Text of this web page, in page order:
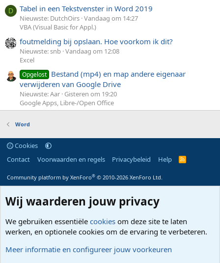
D Tabel in een Tekstvenster in Word 2019
Nieuwste: DutchOirs Vandaag om 14:27
VBA (Visual Basic for Appl.)
foutmelding bij opslaan. Hoe voorkom ik dit?
Nieuwste: snb Vandaag om 12:08
Excel
Opgelost Bestand (mp4) en map andere eigenaar
verwijderen van Google Drive
Nieuwste: Aar Gisteren om 19:20
Google Apps, Libre-/Open Office
Word
Cookies
Contact
Voorwaarden en regels Privacybeleid Help
R
Community platform by XenForo® © 2010-2026 XenForo Ltd.
Wij waarderen jouw privacy
We gebruiken essentiële cookies om deze site te laten
werken, en optionele cookies om de ervaring te verbeteren.
Meer informatie en configureer jouw voorkeuren